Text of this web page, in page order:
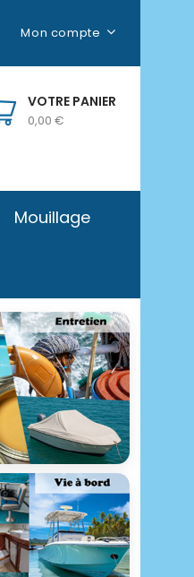
Mon compte
VOTRE PANIER
0,00 €
Mouillage